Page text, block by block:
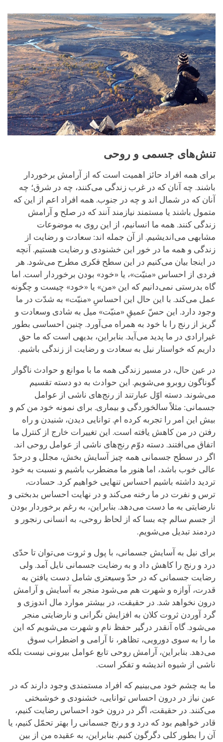
تنش‌های جسمی و روحی
برای همه افراد حائز اهمیت است که از آرامش برخوردار
باشند. چه آنان که در غرب زندگی می‌کنند، چه در شرق؛ چه
آنان که در شمال اند و چه در جنوب. همه افراد اعم از این که
متمول باشند یا مستمند نیازمند آنند که در صلح و آرامش
زندگی کنند. همه ما انسانیم، از این روی به موضوعات
مشابهی می‌اندیشیم. از آن جمله اند: سعادت و رضایت از
زندگی و همه ما در خور این خشنودی و رضایت هستیم. آنچه
در اینجا بیان می‌کنیم در این سطح فکری مطرح می‌شود. هر
فردی از احساس «منیّت»، یا «خود» بودن برخوردار است. اما
گاه بدرستی نمی‌دانیم که این «من» یا «خود» چیست و چگونه
عمل می‌کند. با این حال این احساسِ «منیّت» به شدّت در ما
وجود دارد. این حسّ عمیقِ «منیّت» میل به شادی وسعادت و
گریز از رنج را با خود به همراه می‌آورد. چنین احساسی بطور
غیرارادی در ما پدید می‌آید. بنابراین، بدیهی است که ما حق
داریم که خواستار نیل به سعادت و رضایت از زندگی باشیم.
در عین حال، در مسیر زندگی همه ما با موانع و حوادث ناگوار
گوناگون روبرو می‌شویم. این حوادث به دو دسته تقسیم
می‌شوند. دسته اوّل عبارتند از رنج‌های ناشی از عوامل
جسمانی: مثلاً سالخوردگی و بیماری. برای نمونه خود من کم و
بیش این امر را تجربه کرده ام. توانایی دیدن، شنیدن و راه
رفتن در من کاهش یافته است. این تغییرات خارج از کنترل ما
اتفاق می‌افتند. دسته دوّم رنج‌های ناشی از عوامل روحی اند.
اگر در سطح جسمانی همه چیز آسایش بخش، مجلل و درحدّ
عالی خوب باشد، اما هنور ما مضطرب باشیم و نسبت به خود
تردید داشته باشیم احساس تنهایی خواهیم کرد. حسادت،
ترس و نفرت در ما رخنه می‌کند و در نهایت احساس بدبختی و
نارضایتی به ما دست می‌دهد. بنابراین، به رغم برخوردار بودن
از جسم سالم چه بسا که از لحاظ روحی، به انسانی رنجور و
دردمند تبدیل می‌شویم.
برای نیل به آسایش جسمانی، با پول و ثروت می‌توان تا حدّی
درد و رنج را کاهش داد و به رضایت جسمانی نایل آمد. ولی
رضایت جسمانی که در حدّ وسیعتری شامل دست یافتن به
قدرت، آوازه و شهرت هم می‌شود منجر به آسایش و آرامش
درون نخواهد شد. در حقیقت، در بیشتر موارد مال اندوزی و
گرد آوردن ثروت کلان به افزایش نگرانی و نارضایتی منجر
می‌شود. گاه آنقدر درگیر حفظ نام و شهرت می‌شویم که این
ما را به سوی دورویی، تظاهر، نا آرامی و اضطراب سوق
می‌دهد. بنابراین، آرامش روحی تابع عوامل بیرونی نیست بلکه
ناشی از شیوه اندیشه و تفکر است.
ما به چشم خود می‌بینیم که افراد مستمندی وجود دارند که در
عین نیاز در درون احساس توانایی، خشنودی و خوشبختی
می‌کنند. در حقیقت، اگر در درون خود احساس رضایت کنیم،
قادر خواهیم بود که درد و و رنج جسمانی را بهتر تحمّل کنیم، یا
آن را بطور کلی دگرگون کنیم. بنابراین، به عقیده من از بین